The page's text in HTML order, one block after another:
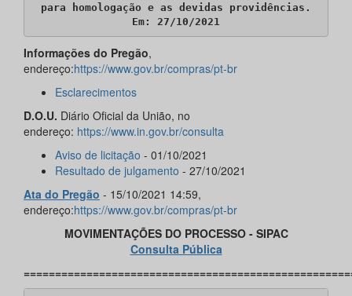
para homologação e as devidas providências.
Em: 27/10/2021
Informações do Pregão,
endereço:https://www.gov.br/compras/pt-br
Esclarecimentos
D.O.U. Diário Oficial da União, no
endereço: https://www.in.gov.br/consulta
Aviso de licitação - 01/10/2021
Resultado de julgamento - 27/10/2021
Ata do Pregão - 15/10/2021 14:59,
endereço:https://www.gov.br/compras/pt-br
MOVIMENTAÇÕES DO PROCESSO - SIPAC
Consulta Pública